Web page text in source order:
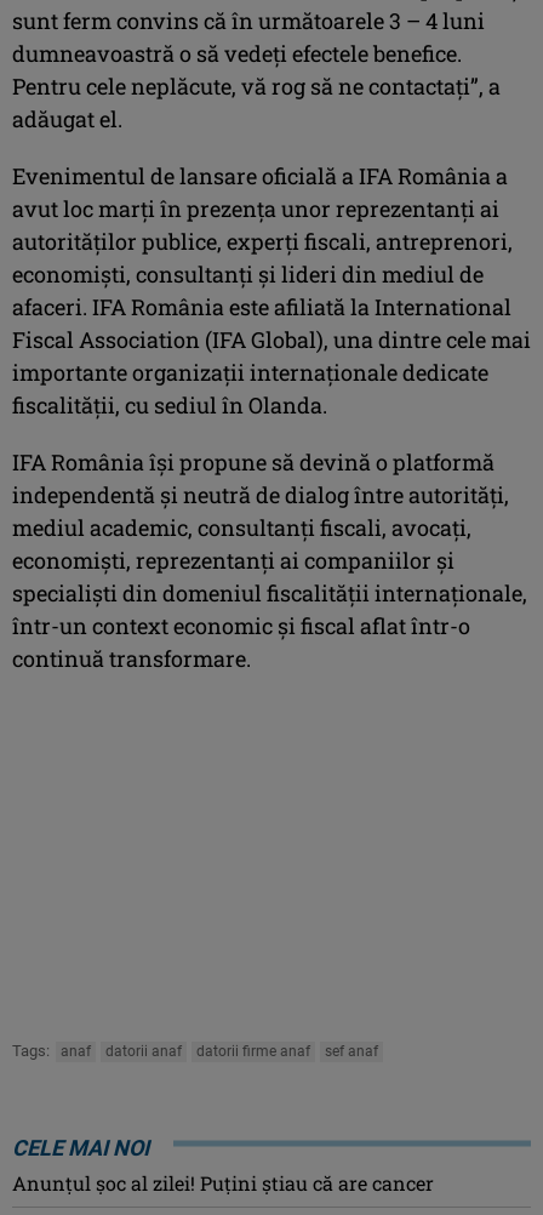
sunt ferm convins că în următoarele 3 – 4 luni
dumneavoastră o să vedeţi efectele benefice.
Pentru cele neplăcute, vă rog să ne contactaţi”, a
adăugat el.
Evenimentul de lansare oficială a IFA România a
avut loc marţi în prezenţa unor reprezentanţi ai
autorităţilor publice, experţi fiscali, antreprenori,
economişti, consultanţi şi lideri din mediul de
afaceri. IFA România este afiliată la International
Fiscal Association (IFA Global), una dintre cele mai
importante organizaţii internaţionale dedicate
fiscalităţii, cu sediul în Olanda.
IFA România îşi propune să devină o platformă
independentă şi neutră de dialog între autorităţi,
mediul academic, consultanţi fiscali, avocaţi,
economişti, reprezentanţi ai companiilor şi
specialişti din domeniul fiscalităţii internaţionale,
într-un context economic şi fiscal aflat într-o
continuă transformare.
Tags: anaf datorii anaf datorii firme anaf sef anaf
CELE MAI NOI
Anunţul şoc al zilei! Puţini ştiau că are cancer